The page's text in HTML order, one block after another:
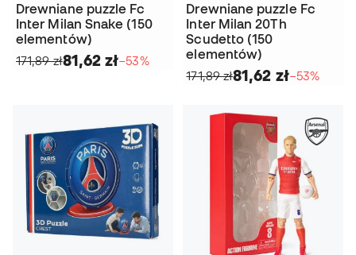
Drewniane puzzle Fc
Inter Milan Snake (150
elementów)
171,89 zł81,62 zł−53%
Drewniane puzzle Fc
Inter Milan 20Th
Scudetto (150
elementów)
171,89 zł81,62 zł−53%